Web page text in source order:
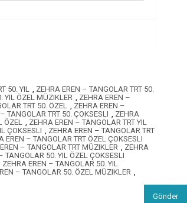
50. YIL , ZEHRA EREN – TANGOLAR TRT 50.
YIL ÖZEL MÜZIKLER , ZEHRA EREN –
TRT 50. ÖZEL , ZEHRA EREN –
TANGOLAR TRT 50. ÇOKSESLI , ZEHRA
ÖZEL , ZEHRA EREN – TANGOLAR TRT YIL
ÇOKSESLI , ZEHRA EREN – TANGOLAR TRT
EREN – TANGOLAR TRT ÖZEL ÇOKSESLI
– TANGOLAR TRT MÜZIKLER , ZEHRA
TANGOLAR 50. YIL ÖZEL ÇOKSESLI
ZEHRA EREN – TANGOLAR 50. YIL
– TANGOLAR 50. ÖZEL MÜZIKLER ,
Gönder